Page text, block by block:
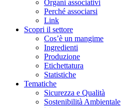
Organi associativi
Perché associarsi
Link
Scopri il settore
Cos’è un mangime
Ingredienti
Produzione
Etichettatura
Statistiche
Tematiche
Sicurezza e Qualità
Sostenibilità Ambientale